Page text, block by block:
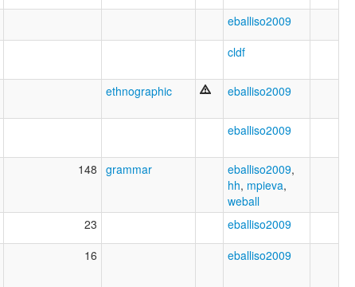
eballiso2009
cldf
ethnographic eballiso2009
eballiso2009
148 grammar eballiso2009,
hh, mpieva,
weball
23 eballiso2009
16 eballiso2009